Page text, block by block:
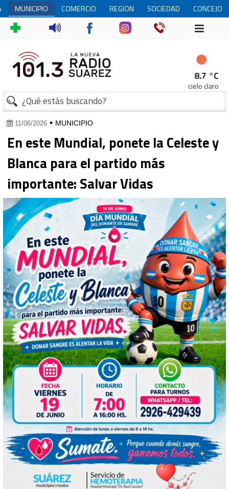
MUNICIPIO COMERCIO REGION SOCIEDAD
CONCEJO
8.7 °C
cielo claro
11/06/2026• MUNICIPIO
En este Mundial, ponete la Celeste y
Blanca para el partido más
importante: Salvar Vidas